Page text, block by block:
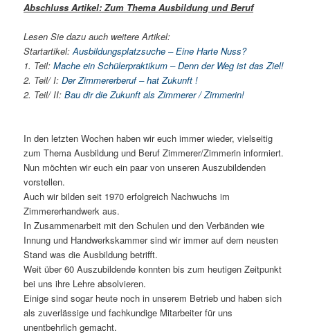
Abschluss Artikel: Zum Thema Ausbildung und Beruf
Lesen Sie dazu auch weitere Artikel:
Startartikel:Ausbildungsplatzsuche – Eine Harte Nuss?
1. Teil:Mache ein Schülerpraktikum – Denn der Weg ist das Ziel!
2. Teil/ I:Der Zimmererberuf – hat Zukunft !
2. Teil/ II:Bau dir die Zukunft als Zimmerer / Zimmerin!
In den letzten Wochen haben wir euch immer wieder, vielseitig
zum Thema Ausbildung und Beruf Zimmerer/Zimmerin informiert.
Nun möchten wir euch ein paar von unseren Auszubildenden
vorstellen.
Auch wir bilden seit 1970 erfolgreich Nachwuchs im
Zimmererhandwerk aus.
In Zusammenarbeit mit den Schulen und den Verbänden wie
Innung und Handwerkskammer sind wir immer auf dem neusten
Stand was die Ausbildung betrifft.
Weit über 60 Auszubildende konnten bis zum heutigen Zeitpunkt
bei uns ihre Lehre absolvieren.
Einige sind sogar heute noch in unserem Betrieb und haben sich
als zuverlässige und fachkundige Mitarbeiter für uns
unentbehrlich gemacht.